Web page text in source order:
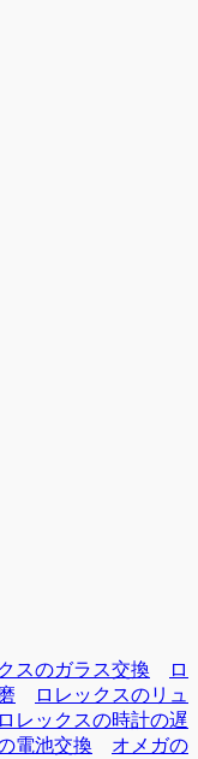
スのガラス交換
ロ
ロレックスのリュ
ロレックスの時計の遅
電池交換
オメガの